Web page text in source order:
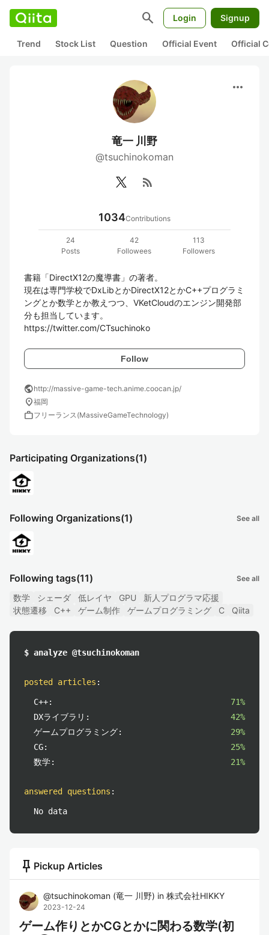
search Login Signup
Trend Stock List Question Official Event Official
more_horiz
竜一 川野
@tsuchinokoman
rss_feed
1034Contributions
24
Posts
42
Followees
113
Followers
書籍「DirectX12の魔導書」の著者。
現在は専門学校でDxLibとかDirectX12とかC++プログラミ
ングとか数学とか教えつつ、VKetCloudのエンジン開発部
分も担当しています。
https://twitter.com/CTsuchinoko
Follow
publichttp://massive-game-tech.anime.coocan.jp/
location_on福岡
workフリーランス(MassiveGameTechnology)
Participating Organizations(1)
Following Organizations(1) See all
Following tags(11) See all
数学 シェーダ 低レイヤ GPU
新人プログラマ応援
状態遷移
C++ ゲーム制作 ゲームプログラミング C Qiita
$ analyze @tsuchinokoman
posted articles :
C++:
71%
DXライブラリ:
42%
ゲームプログラミング:
29%
CG:
25%
数学:
21%
answered questions :
No data
push_pin Pickup Articles
@tsuchinokoman (竜一 川野) in 株式会社HIKKY
2023-12-24
ゲーム作りとかCGとかに関わる数学(初